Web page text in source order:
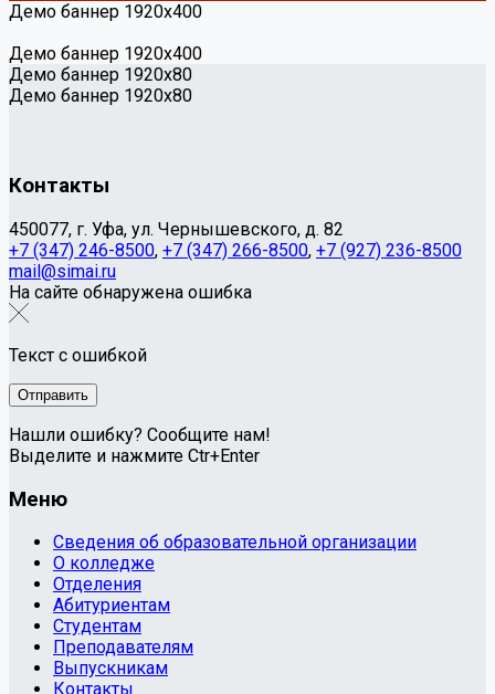
Демо баннер 1920х400
Демо баннер 1920х400
Демо баннер 1920x80
Демо баннер 1920x80
Контакты
450077, г. Уфа, ул. Чернышевского, д. 82
+7 (347) 246-8500, +7 (347) 266-8500, +7 (927) 236-8500
mail@simai.ru
На сайте обнаружена ошибка
Текст с ошибкой
Нашли ошибку? Сообщите нам!
Выделите и нажмите Ctr+Enter
Меню
Сведения об образовательной организации
О колледже
Отделения
Абитуриентам
Студентам
Преподавателям
Выпускникам
Контакты